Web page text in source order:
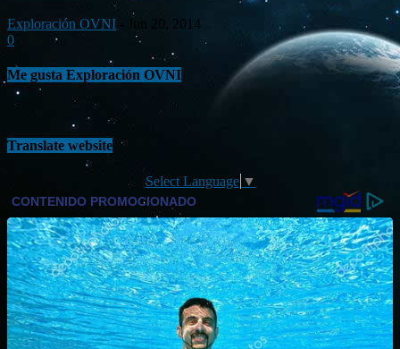
Exploración OVNI
Jun 20, 2014
0
Me gusta Exploración OVNI
Translate website
Select Language ▼